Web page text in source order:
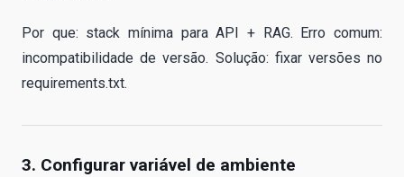
Por que: stack mínima para API + RAG. Erro comum:
incompatibilidade de versão. Solução: fixar versões no
requirements.txt.
3. Configurar variável de ambiente